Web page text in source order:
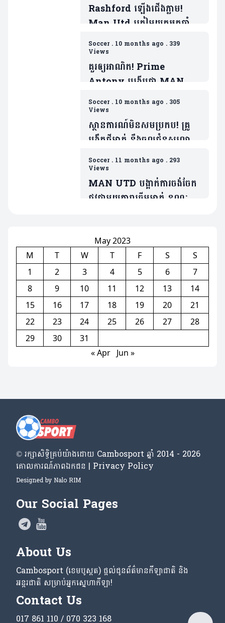
Rashford ឡើងជើងភ្លាម!
Man Utd ត្រៀមយកអ្នកចាំទី
ដ៏ឆ្នើមម្នាក់របស់ Barca ជា
ថ្នូរទិញលក់ផ្ដាច់កុងត្រា
Soccer. 10 months ago . 339
Views
គួរឲ្យអាណិត! Prime
Antony បង្ហើបថា MAN
UTD ធ្វើរឿងមួយដាក់ ដែលជា
ទង្វើមិនផ្តល់តម្លៃឲ្យខ្លួន
Soccer. 10 months ago . 305
Views
ស្ថានការណ៍មិនសមប្រកប! គ្រូ
បង្វឹកថ្មីម្នាក់ នឹងចូលជំនួសលោក
Amorim ប្រសិនក្លឹបមិនធ្វើរឿង
មួយនេះ
Soccer. 11 months ago . 293
Views
MAN UTD បង្អាក់ការចង់ចែក
ផ្លូវជាមួយតារាឆ្នើមម្នាក់ ខណៈត្រូវ
May 2023
M
T W T F S
S
1
2 3 4 5 6
7
8
9 10 11 12 13
14
15
16 17 18 19 20
21
22
23 24 25 26 27
28
29
30
31
« Apr
Jun »
© រក្សា​សិទ្ធិ​គ្រប់​យ៉ាង​ដោយ​ Cambosport ឆ្នាំ 2014 - 2026
គោលការណ៍​ភាព​ឯកជន | Privacy Policy
Designed by Nalo RIM
Our Social Pages
About Us
Cambosport (ខេមបូស្ពត) ផ្តល់ជូនព័ត៌មានកីឡាជាតិ និង
អន្តរជាតិ សម្រាប់អ្នកស្នេហាកីឡា!
Contact Us
017 861 110 / 070 323 168